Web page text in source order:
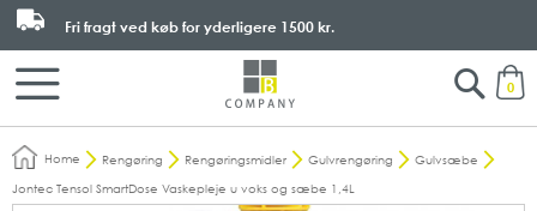
0
Fri fragt ved køb for yderligere 1500 kr.
Search
Home Rengøring Rengøringsmidler Gulvrengøring
Gulvsæbe
Jontec Tensol SmartDose Vaskepleje u voks og sæbe 1,4L